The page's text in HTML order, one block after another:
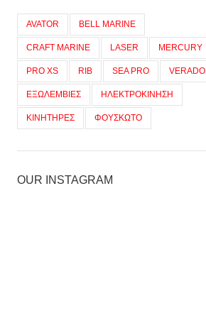
AVATOR BELL MARINE
CRAFT MARINE LASER MERCURY
PRO XS RIB SEA PRO VERADO
ΕΞΩΛΕΜΒΙΕΣ ΗΛΕΚΤΡΟΚΙΝΗΣΗ
ΚΙΝΗΤΗΡΕΣ ΦΟΥΣΚΩΤΟ
OUR INSTAGRAM